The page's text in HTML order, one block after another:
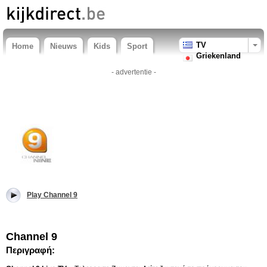
Home Nieuws Kids Sport
TV
Griekenland
- advertentie -
Play Channel 9
Channel 9
Περιγραφή: